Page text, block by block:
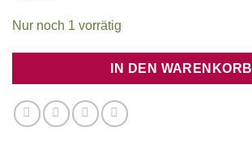
Nur noch 1 vorrätig
IN DEN WARENKORB